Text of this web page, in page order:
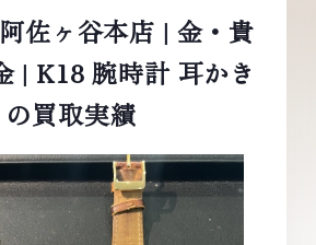
佐ヶ谷本店 | 金・貴
| K18 腕時計 耳かき
の買取実績